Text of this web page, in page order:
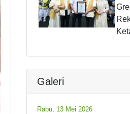
Galeri
Rabu, 13 Mei 2026